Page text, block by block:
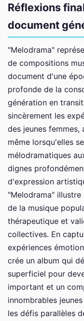
Réflexions
document
"Melodrama"
de compositions
document d'une
profonde de la
génération en
sincèrement les
des jeunes
même lorsqu'elles
mélodramatiques
dignes
d'expression
"Melodrama"
de la musique
thérapeutique et
collectives. En
expériences
crée un album qui
superficiel pour
important et un
innombrables
les défis parallèles